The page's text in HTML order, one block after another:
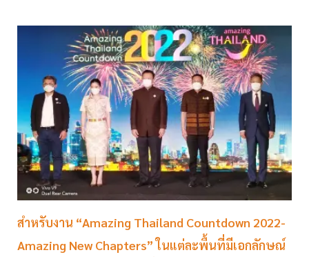
สำหรับงาน “Amazing Thailand Countdown 2022-
Amazing New Chapters” ในแต่ละพื้นที่มีเอกลักษณ์